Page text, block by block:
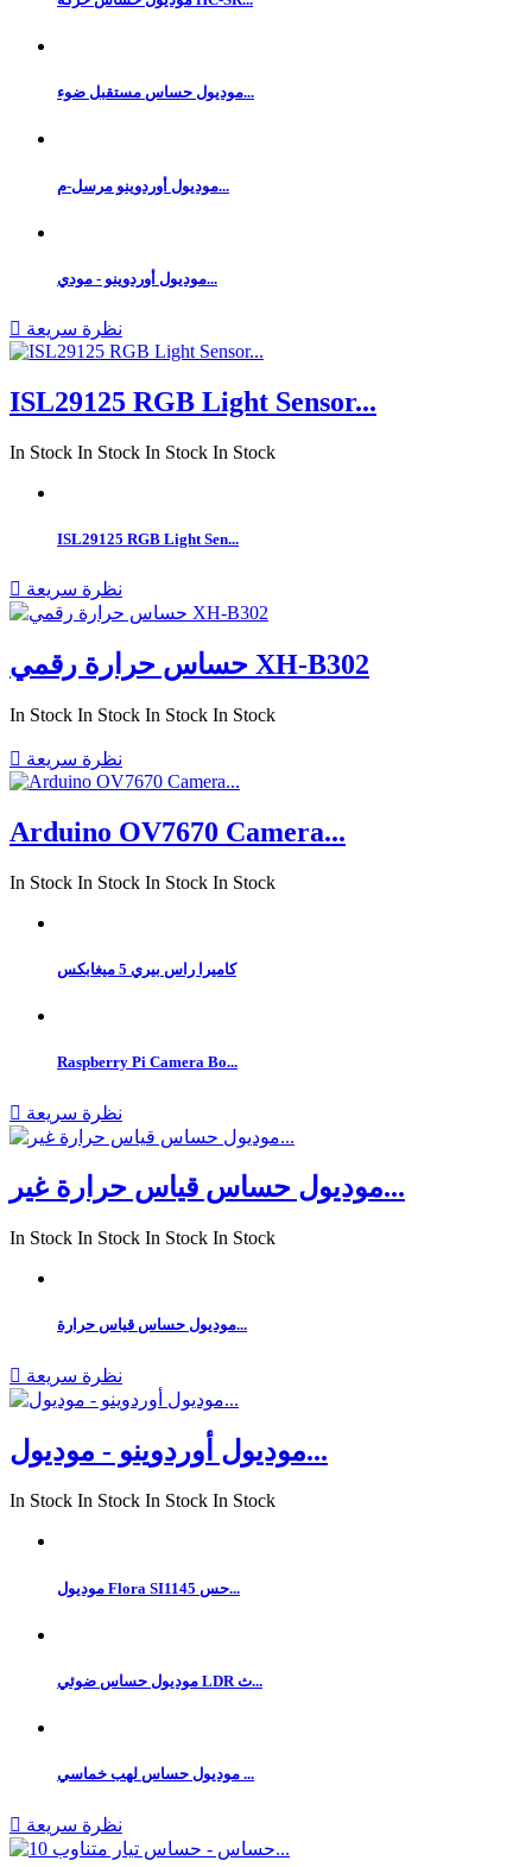
موديول حساس مستقبل ضوء...
موديول أوردوينو مرسل-م...
موديول أوردوينو - مودي...
 نظرة سريعة
ISL29125 RGB Light Sensor...
In Stock In Stock In Stock In Stock
ISL29125 RGB Light Sen...
 نظرة سريعة
حساس حرارة رقمي XH-B302
In Stock In Stock In Stock In Stock
 نظرة سريعة
Arduino OV7670 Camera...
In Stock In Stock In Stock In Stock
كاميرا راس بيري 5 ميغابكس
Raspberry Pi Camera Bo...
 نظرة سريعة
موديول حساس قياس حرارة غير...
In Stock In Stock In Stock In Stock
موديول حساس قياس حرارة...
 نظرة سريعة
موديول أوردوينو - موديول...
In Stock In Stock In Stock In Stock
موديول Flora SI1145 حس...
موديول حساس ضوئي LDR ث...
موديول حساس لهب خماسي ...
 نظرة سريعة